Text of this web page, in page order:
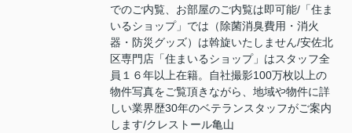
でのご内覧、お部屋のご内覧は即可能/「住ま
いるショップ」では（除菌消臭費用・消火
器・防災グッズ）は斡旋いたしません/安佐北
区専門店「住まいるショップ」はスタッフ全
員１６年以上在籍。自社撮影100万枚以上の
物件写真をご覧頂きながら、地域や物件に詳
しい業界歴30年のベテランスタッフがご案内
します/クレストール亀山